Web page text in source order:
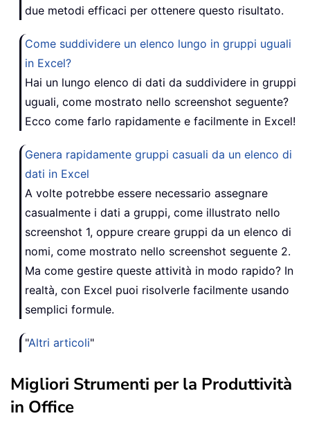
due metodi efficaci per ottenere questo risultato.
Come suddividere un elenco lungo in gruppi uguali
in Excel?
Hai un lungo elenco di dati da suddividere in gruppi
uguali, come mostrato nello screenshot seguente?
Ecco come farlo rapidamente e facilmente in Excel!
Genera rapidamente gruppi casuali da un elenco di
dati in Excel
A volte potrebbe essere necessario assegnare
casualmente i dati a gruppi, come illustrato nello
screenshot 1, oppure creare gruppi da un elenco di
nomi, come mostrato nello screenshot seguente 2.
Ma come gestire queste attività in modo rapido? In
realtà, con Excel puoi risolverle facilmente usando
semplici formule.
"Altri articoli"
Migliori Strumenti per la Produttività
in Office